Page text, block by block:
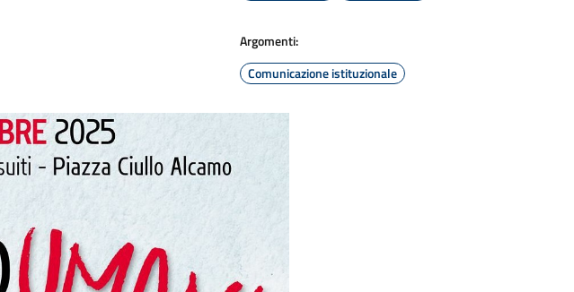
Argomenti:
Comunicazione istituzionale